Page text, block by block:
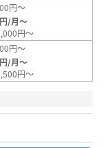
円～
円/月～
円～
円～
円/月～
円～